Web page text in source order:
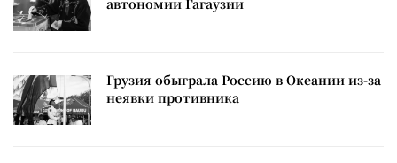
Грузия обыграла Россию в Океании из-за
неявки противника